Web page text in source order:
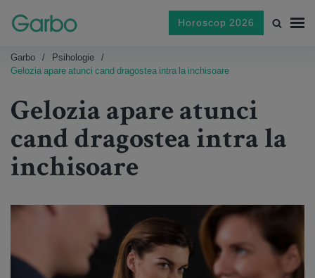
Horoscop 2026
Garbo
Psihologie
Gelozia apare atunci cand dragostea intra la inchisoare
Gelozia apare atunci
cand dragostea intra la
inchisoare